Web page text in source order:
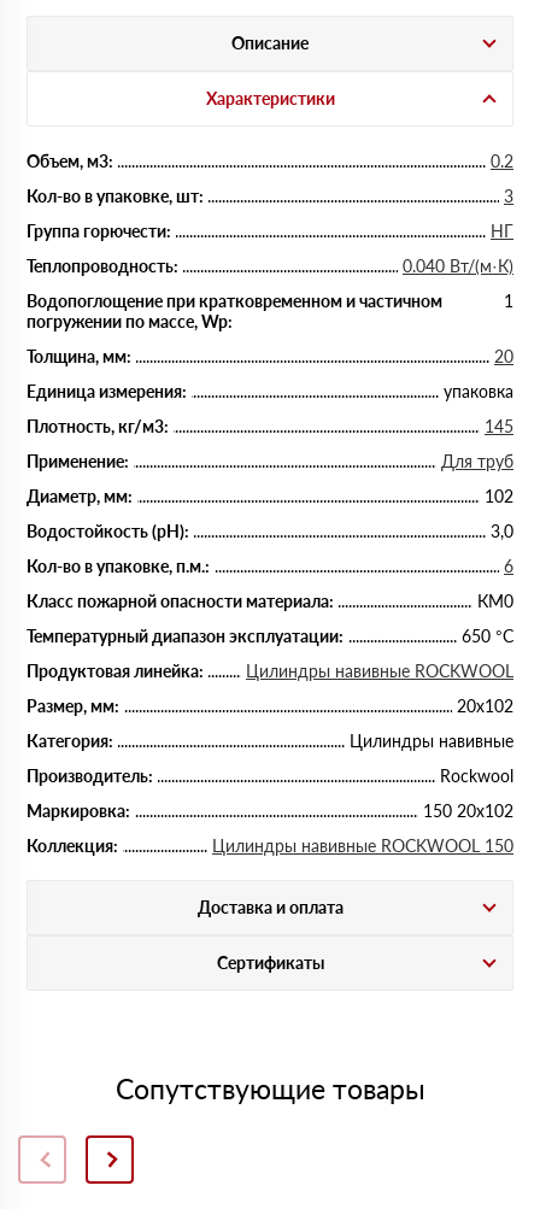
Описание
Характеристики
Объем, м3:
0.2
Кол-во в упаковке, шт:
3
Группа горючести:
НГ
Теплопроводность:
0.040 Вт/(м·К)
Водопоглощение при кратковременном и частичном
погружении по массе, Wp:
1
Толщина, мм:
20
Единица измерения:
упаковка
Плотность, кг/м3:
145
Применение:
Для труб
Диаметр, мм:
102
Водостойкость (рН):
3,0
Кол-во в упаковке, п.м.:
6
Класс пожарной опасности материала:
КМ0
Температурный диапазон эксплуатации:
650 °С
Продуктовая линейка:
Цилиндры навивные ROCKWOOL
Размер, мм:
20х102
Категория:
Цилиндры навивные
Производитель:
Rockwool
Маркировка:
150 20х102
Коллекция:
Цилиндры навивные ROCKWOOL 150
Доставка и оплата
Сертификаты
Сопутствующие товары